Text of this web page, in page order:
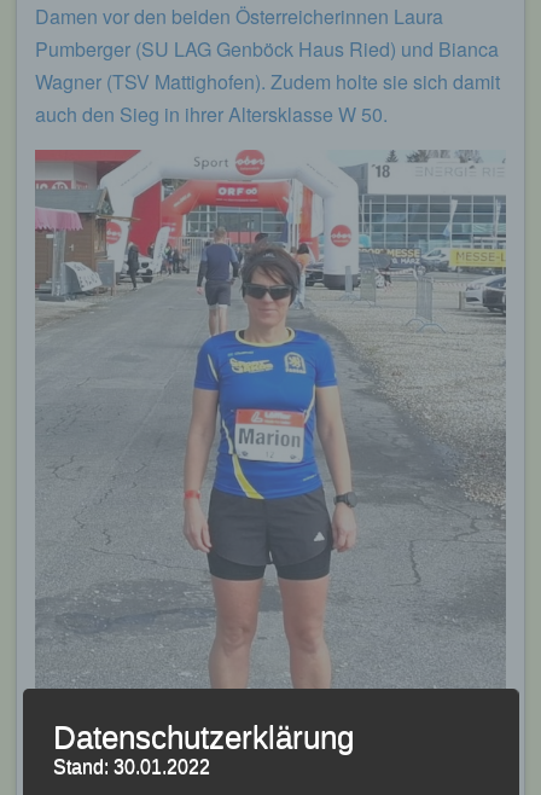
Damen vor den beiden Österreicherinnen Laura
Pumberger (SU LAG Genböck Haus Ried) und Bianca
Wagner (TSV Mattighofen). Zudem holte sie sich damit
auch den Sieg in ihrer Altersklasse W 50.
Datenschutzerklärung
Stand: 30.01.2022